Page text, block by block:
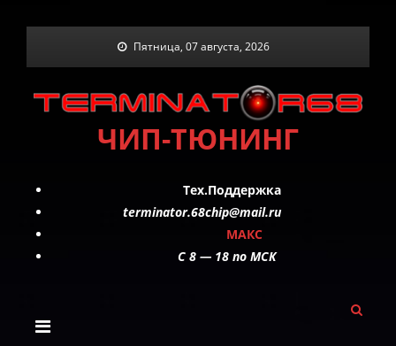
Пятница, 07 августа, 2026
ЧИП-ТЮНИНГ
Тех.Поддержка
terminator.68chip@mail.ru
МАКС
C 8 — 18 по МСК